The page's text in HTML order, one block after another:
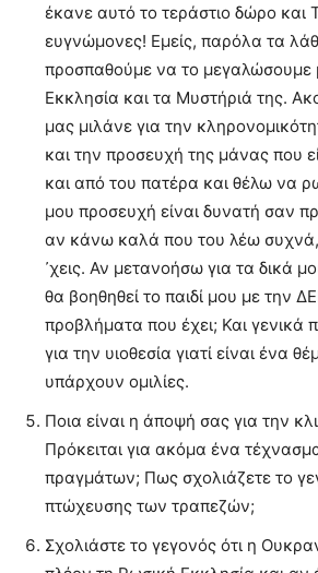
έκανε αυτό το τεράστιο δώρο και
ευγνώμονες! Εμείς, παρόλα τα
προσπαθούμε να το μεγαλώσουμε
Εκκλησία και τα Μυστήριά της.
μας μιλάνε για την
και την προσευχή της μάνας που
και από του πατέρα και θέλω να
μου προσευχή είναι δυνατή σαν
αν κάνω καλά που του λέω
᾿χεις. Αν μετανοήσω για τα δικά
θα βοηθηθεί το παιδί μου με την
προβλήματα που έχει; Και γενικά
για την υιοθεσία γιατί είναι ένα
υπάρχουν ομιλίες.
Ποια είναι η άποψή σας για την
Πρόκειται για ακόμα ένα
πραγμάτων; Πως σχολιάζετε το
πτώχευσης των τραπεζών;
Σχολιάστε το γεγονός ότι η